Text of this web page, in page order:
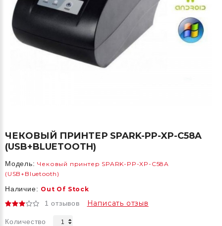
ЧЕКОВЫЙ ПРИНТЕР SPARK-PP-XP-C58A
(USB+BLUETOOTH)
Модель: Чековый принтер SPARK-PP-XP-C58A
(USB+Bluetooth)
Наличие: Out Of Stock
1 отзывов Написать отзыв
Количество